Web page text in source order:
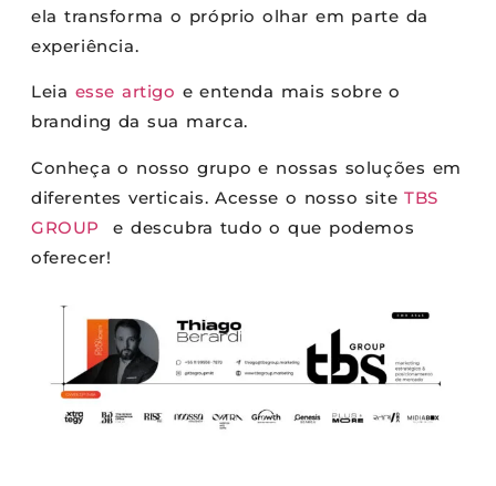
ela transforma o próprio olhar em parte da
experiência.
Leia esse artigo e entenda mais sobre o
branding da sua marca.
Conheça o nosso grupo e nossas soluções em
diferentes verticais. Acesse o nosso siteTBS
GROUP
e descubra tudo o que podemos
oferecer!